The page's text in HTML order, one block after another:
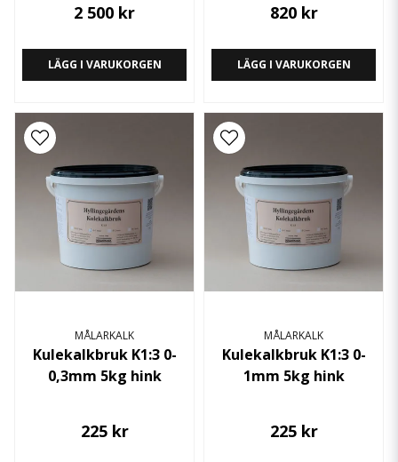
2 500 kr
LÄGG I VARUKORGEN
820 kr
LÄGG I VARUKORGEN
MÅLARKALK
Kulekalkbruk K1:3 0-
0,3mm 5kg hink
225 kr
MÅLARKALK
Kulekalkbruk K1:3 0-
1mm 5kg hink
225 kr